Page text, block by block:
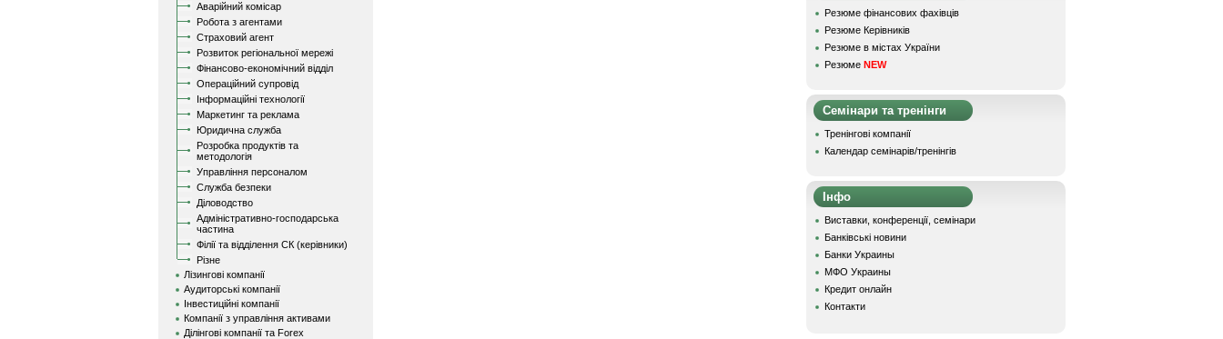
Аварійний комісар
Робота з агентами
Страховий агент
Розвиток регіональної мережі
Фінансово-економічний відділ
Операційний супровід
Інформаційні технології
Маркетинг та реклама
Юридична служба
Розробка продуктів та
методологія
Управління персоналом
Служба безпеки
Діловодство
Адміністративно-господарська
частина
Філії та відділення СК (керівники)
Різне
Лізингові компанії
Аудиторські компанії
Інвестиційні компанії
Компанії з управління активами
Ділінгові компанії та Forex
Резюме фінансових фахівців
Резюме Керівників
Резюме в містах України
Резюме NEW
Семінари та тренінги
Тренінгові компанії
Календар семінарів/тренінгів
Інфо
Виставки, конференції, семінари
Банківські новини
Банки Украины
МФО Украины
Кредит онлайн
Контакти